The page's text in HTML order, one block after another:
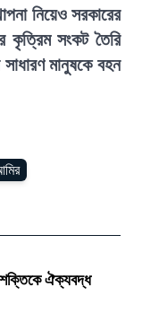
নিয়েও সরকারের
কৃত্রিম সংকট তৈরি
মানুষকে বহন
শক্তিকে ঐক্যবদ্ধ